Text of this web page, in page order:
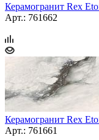
Керамогранит Rex
Арт.: 761662
Керамогранит Rex
Арт.: 761661